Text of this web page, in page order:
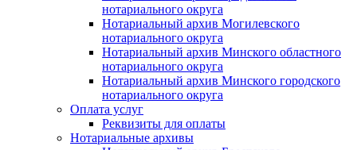
нотариального округа
Нотариальный архив Могилевского
нотариального округа
Нотариальный архив Минского областного
нотариального округа
Нотариальный архив Минского городского
нотариального округа
Оплата услуг
Реквизиты для оплаты
Нотариальные архивы